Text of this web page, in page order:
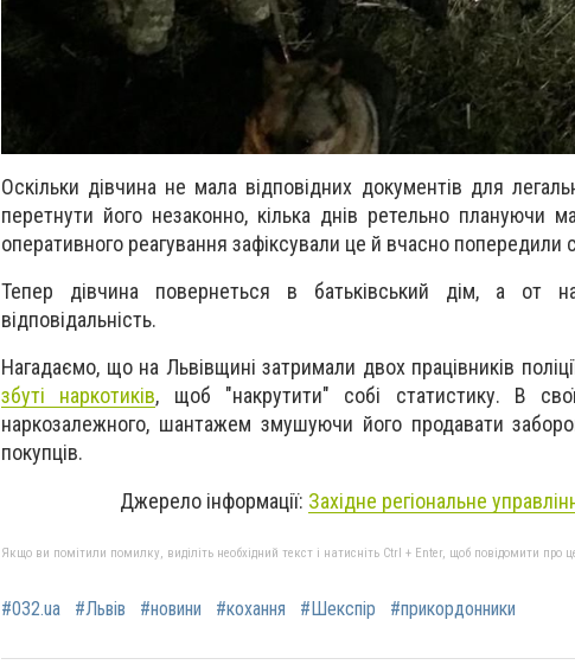
Оскільки дівчина не мала відповідних документів для
перетнути його незаконно, кілька днів ретельно плануючи
оперативного реагування зафіксували це й вчасно попередили
Тепер дівчина повернеться в батьківський дім, а от
відповідальність.
Нагадаємо, що на Львівщині затримали двох працівників
збуті наркотиків, щоб "накрутити" собі статистику. В
наркозалежного, шантажем змушуючи його продавати
покупців.
Джерело інформації: Західне регіональне
Якщо ви помітили помилку, виділіть необхідний текст і натисніть Ctrl + Enter, щоб повідомити про
#032.ua #Львів #новини #кохання #Шекспір #прикордонники